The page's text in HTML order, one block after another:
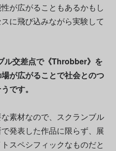
が広がることもあるかもし
に飛び込みながら実験して
ル交差点で《Throbber》を
が広がることで社会とのつ
です。
素材なので、スクランブル
発表した作品に限らず、展
スペシフィックなものだと